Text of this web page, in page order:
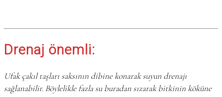
Drenaj önemli:
Ufak çakıl taşları saksının dibine konarak suyun drenajı
sağlanabilir. Böylelikle fazla su buradan sızarak bitkinin köküne